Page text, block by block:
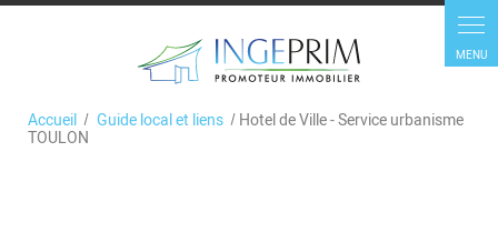
Accueil Guide local et liens Hotel de Ville - Service urbanisme
TOULON